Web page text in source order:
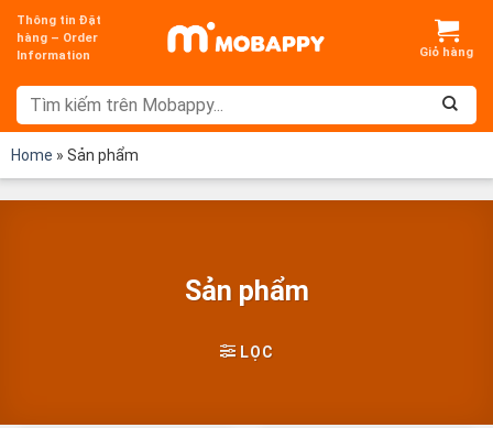
Chuyển
đến
dung
Thông tin Đặt
hàng – Order
Information
Home » Sản phẩm
Sản phẩm
LỌC